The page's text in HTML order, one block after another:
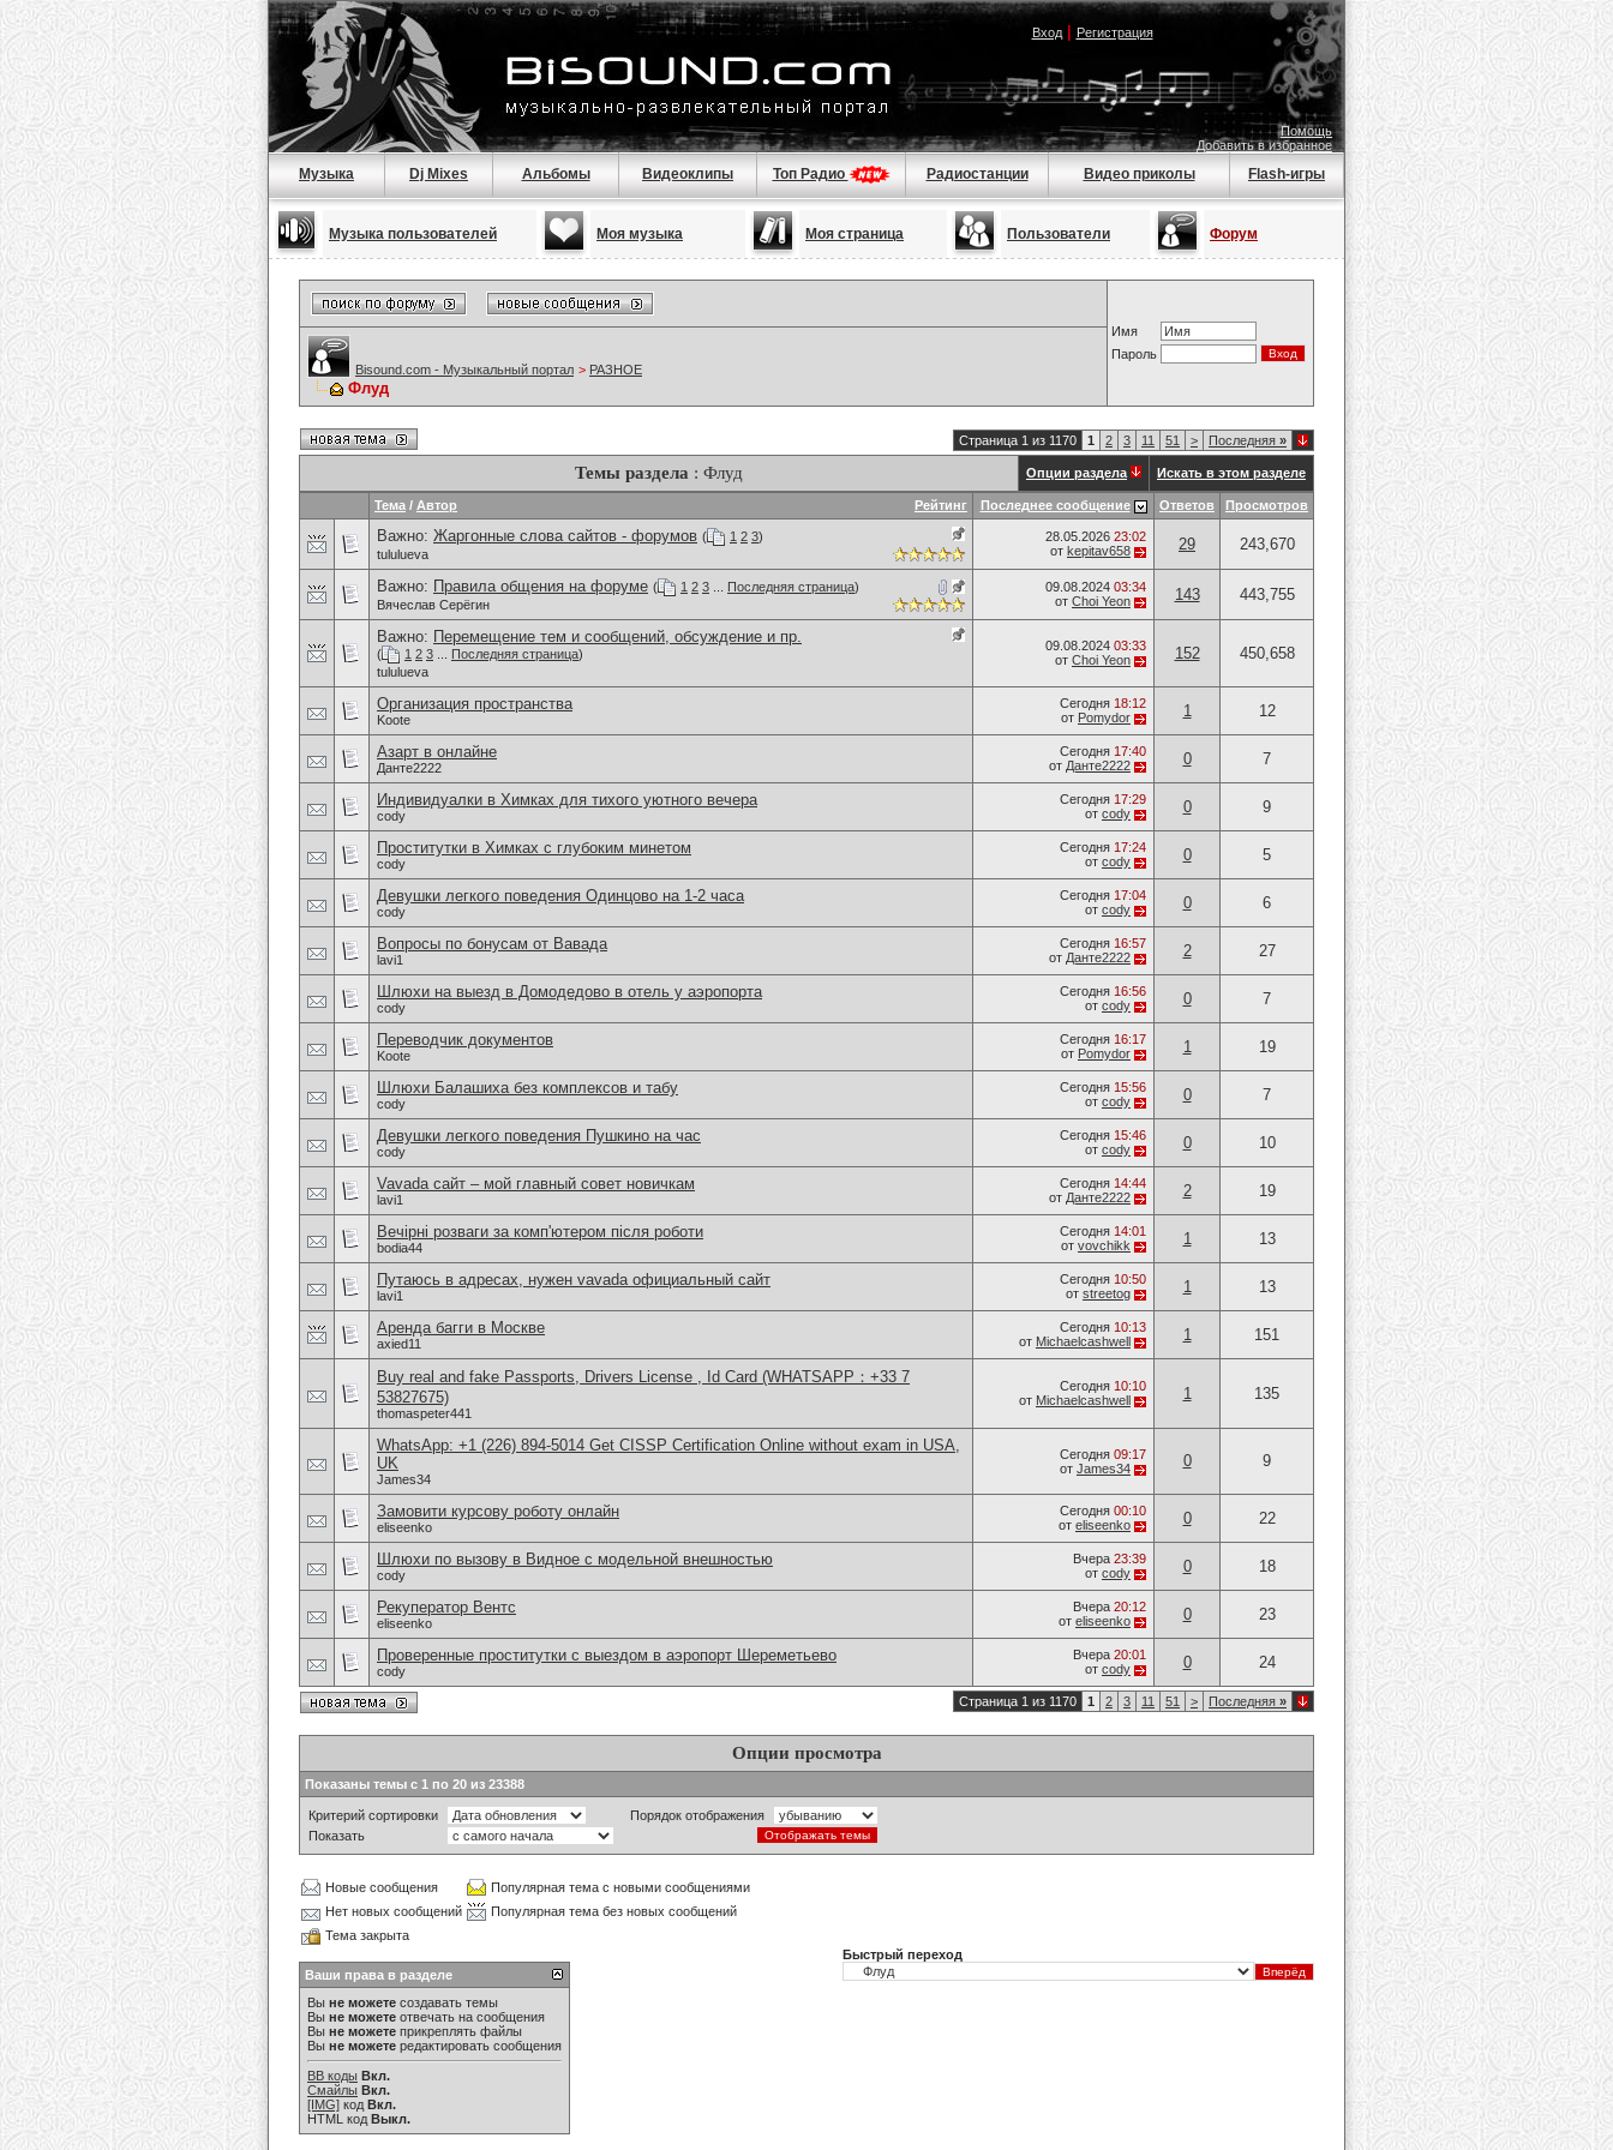
Вход| Регистрация
Помощь
Добавить в избранное
Музыка Dj Mixes Альбомы Видеоклипы Топ Радио Радиостанции Видео приколы Flash-игры
Музыка пользователей Моя музыка Моя страница Пользователи Форум
Имя
Пароль
Bisound.com - Музыкальный портал > РАЗНОЕ
Флуд
Страница 1 из 1170 1 2 3 11 51 > Последняя »
Темы раздела : Флуд Опции раздела Искать в этом разделе
Рейтинг
Тема / Автор Последнее сообщение Ответов Просмотров
Важно: Жаргонные слова сайтов - форумов ( 1 2 3)
tululueva
28.05.2026 23:02
от kepitav658 29 243,670
Важно: Правила общения на форуме ( 1 2 3 Последняя страница)
Вячеслав Серёгин
09.08.2024 03:34
от Choi Yeon 143 443,755
Важно: Перемещение тем и сообщений, обсуждение и пр.
( 1 2 3 Последняя страница)
tululueva
09.08.2024 03:33
от Choi Yeon 152 450,658
Организация пространства
Koote
Сегодня 18:12
от Pomydor 1 12
Азарт в онлайне
Данте2222
Сегодня 17:40
от Данте2222 0 7
Индивидуалки в Химках для тихого уютного вечера
cody
Сегодня 17:29
от cody 0 9
Проститутки в Химках с глубоким минетом
cody
Сегодня 17:24
от cody 0 5
Девушки легкого поведения Одинцово на 1-2 часа
cody
Сегодня 17:04
от cody 0 6
Вопросы по бонусам от Вавада
lavi1
Сегодня 16:57
от Данте2222 2 27
Шлюхи на выезд в Домодедово в отель у аэропорта
cody
Сегодня 16:56
от cody 0 7
Переводчик документов
Koote
Сегодня 16:17
от Pomydor 1 19
Шлюхи Балашиха без комплексов и табу
cody
Сегодня 15:56
от cody 0 7
Девушки легкого поведения Пушкино на час
cody
Сегодня 15:46
от cody 0 10
Vavada сайт – мой главный совет новичкам
lavi1
Сегодня 14:44
от Данте2222 2 19
Вечірні розваги за комп'ютером після роботи
bodia44
Сегодня 14:01
от vovchikk 1 13
Путаюсь в адресах, нужен vavada официальный сайт
lavi1
Сегодня 10:50
от streetog 1 13
Аренда багги в Москве
axied11
Сегодня 10:13
от Michaelcashwell 1 151
Buy real and fake Passports, Drivers License , Id Card (WHATSAPP：+33 7
53827675)
thomaspeter441
Сегодня 10:10
от Michaelcashwell 1 135
WhatsApp: +1 (226) 894-5014​ Get CISSP Certification Online without exam in USA,
UK
James34
Сегодня 09:17
от James34 0 9
Замовити курсову роботу онлайн
eliseenko
Сегодня 00:10
от eliseenko 0 22
Шлюхи по вызову в Видное с модельной внешностью
cody
Вчера 23:39
от cody 0 18
Рекуператор Вентс
eliseenko
Вчера 20:12
от eliseenko 0 23
Проверенные проститутки с выездом в аэропорт Шереметьево
cody
Вчера 20:01
от cody 0 24
Страница 1 из 1170 1 2 3 11 51 > Последняя »
Опции просмотра
Показаны темы с 1 по 20 из 23388
Критерий сортировки
Порядок отображения
Показать
Новые сообщения
Популярная тема с новыми сообщениями
Нет новых сообщений
Популярная тема без новых сообщений
Тема закрыта
Ваши права в разделе
Вы не можете создавать темы
Вы не можете отвечать на сообщения
Вы не можете прикреплять файлы
Вы не можете редактировать сообщения
BB коды Вкл.
Смайлы Вкл.
[IMG] код Вкл.
HTML код Выкл.
Быстрый переход